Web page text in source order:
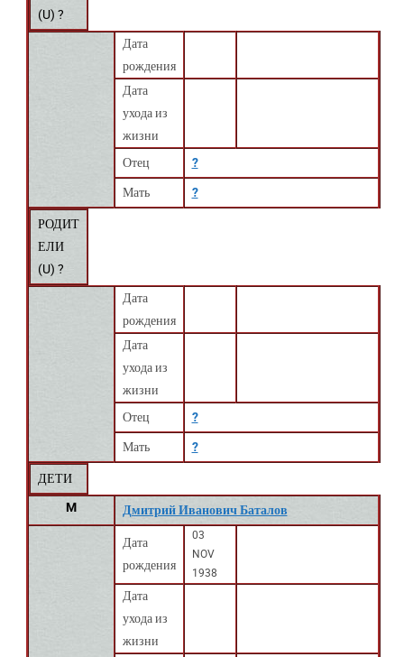
(U) ?
Дата
рождения
Дата
ухода из
жизни
Отец
?
Мать ?
РОДИТ
ЕЛИ
(U) ?
Дата
рождения
Дата
ухода из
жизни
Отец
?
Мать ?
ДЕТИ
M
Дмитрий Иванович Баталов
Дата
рождения
03
NOV
1938
Дата
ухода из
жизни